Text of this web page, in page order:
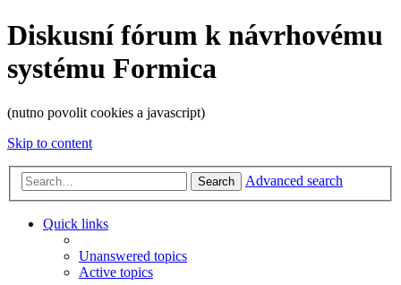
Diskusní fórum k návrhovému
systému Formica
(nutno povolit cookies a javascript)
Skip to content
Search Advanced search
Quick links
Unanswered topics
Active topics